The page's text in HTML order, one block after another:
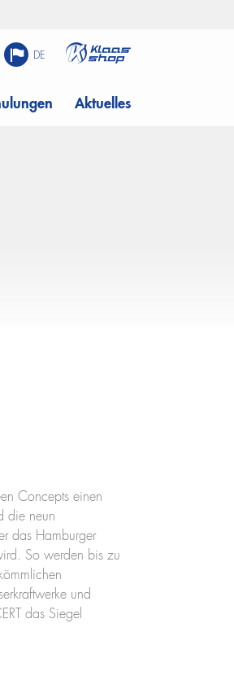
DE
Aktuelles
Concepts einen
die neun
das Hamburger
So werden bis zu
und
das Siegel